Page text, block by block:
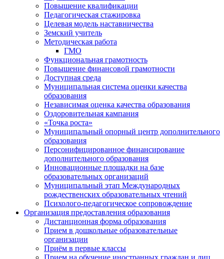
Повышение квалификации
Педагогическая стажировка
Целевая модель наставничества
Земский учитель
Методическая работа
ГМО
Функциональная грамотность
Повышение финансовой грамотности
Доступная среда
Муниципальная система оценки качества
образования
Независимая оценка качества образования
Оздоровительная кампания
«Точка роста»
Муниципальный опорный центр дополнительного
образования
Персонифицированное финансирование
дополнительного образования
Инновационные площадки на базе
образовательных организаций
Муниципальный этап Международных
рождественских образовательных чтений
Психолого-педагогическое сопровождение
Организация предоставления образования
Дистанционная форма образования
Прием в дошкольные образовательные
организации
Приём в первые классы
Прием на обучение иностранных граждан и лиц